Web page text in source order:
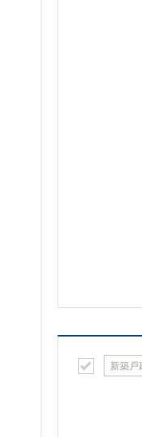
新築戸